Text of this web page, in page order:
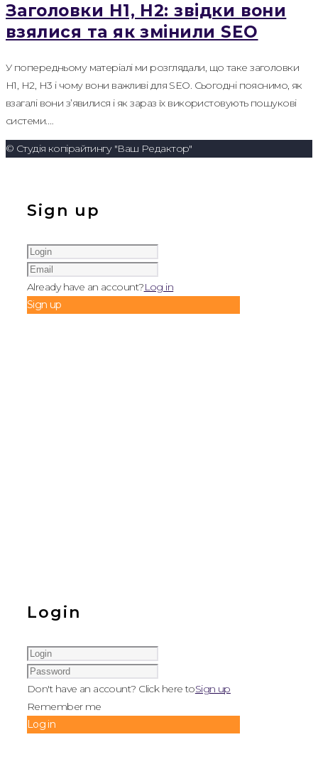
Заголовки H1, H2: звідки вони
взялися та як змінили SEO
У попередньому матеріалі ми розглядали, що таке заголовки
H1, H2, H3 і чому вони важливі для SEO. Сьогодні пояснимо, як
взагалі вони з’явилися і як зараз їх використовують пошукові
системи.…
© Студія копірайтингу "Ваш Редактор"
Sign up
Already have an account?Log in
Sign up
Login
Don't have an account? Click here toSign up
Remember me
Log in